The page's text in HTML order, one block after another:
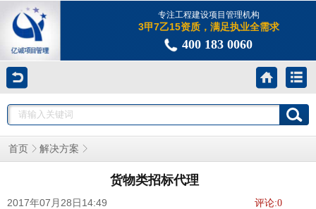
专注工程建设项目管理机构
3甲7乙15资质，满足执业全需求
400 183 0060
首页 解决方案
货物类招标代理
2017年07月28日14:49 评论:0